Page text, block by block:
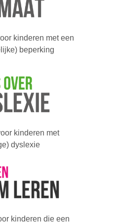
kinderen met een
beperking
kinderen met
dyslexie
kinderen die een